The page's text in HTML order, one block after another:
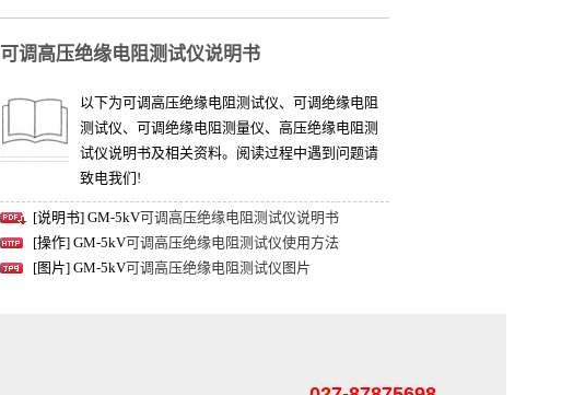
可调高压绝缘电阻测试仪说明书
以下为可调高压绝缘电阻测试仪、可调绝缘电阻
测试仪、可调绝缘电阻测量仪、高压绝缘电阻测
试仪说明书及相关资料。阅读过程中遇到问题请
致电我们!
[说明书] GM-5kV可调高压绝缘电阻测试仪说明书
[操作] GM-5kV可调高压绝缘电阻测试仪使用方法
[图片] GM-5kV可调高压绝缘电阻测试仪图片